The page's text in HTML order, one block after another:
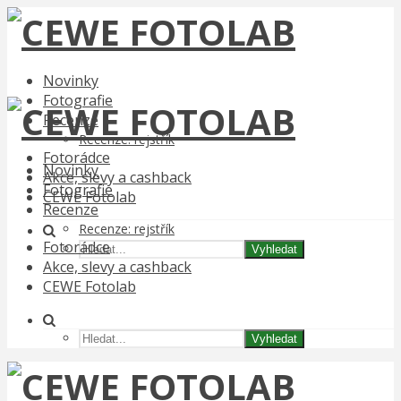
Novinky
Fotografie
Recenze
Recenze: rejstřík
Fotorádce
Akce, slevy a cashback
CEWE Fotolab
Vyhledat
Novinky
Fotografie
Recenze
Recenze: rejstřík
Fotorádce
Akce, slevy a cashback
CEWE Fotolab
Vyhledat